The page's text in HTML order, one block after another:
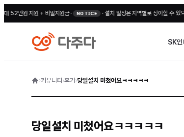
원 지원 + 비밀지원금• NOTICE ·설치 일정은 지역별로 상이할 수 있으니 상
SK
›커뮤니티 ›후기 ›당일설치 미첬어요ㅋㅋㅋㅋㅋ
당일설치 미첬어요ㅋㅋㅋㅋㅋ